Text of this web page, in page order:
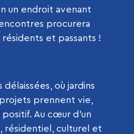
un endroit avenant
procurera
et passants !
où jardins
prennent vie,
Au cœur d’un
résidentiel, culturel et